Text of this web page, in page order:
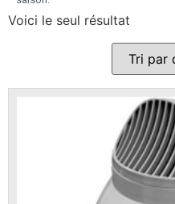
Voici le seul résultat